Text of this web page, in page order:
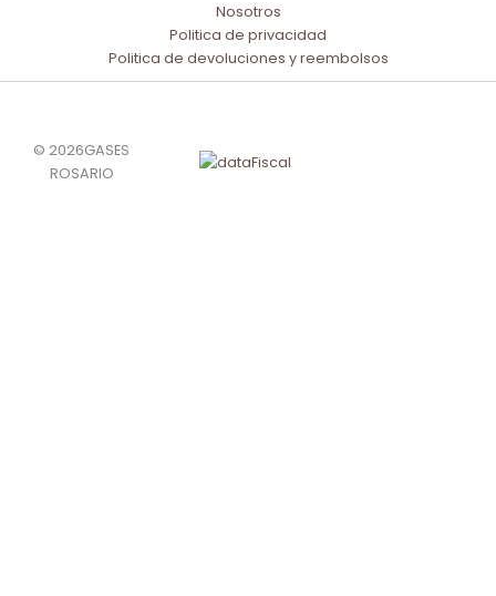
Nosotros
Politica de privacidad
Politica de devoluciones y reembolsos
© 2026GASES
ROSARIO